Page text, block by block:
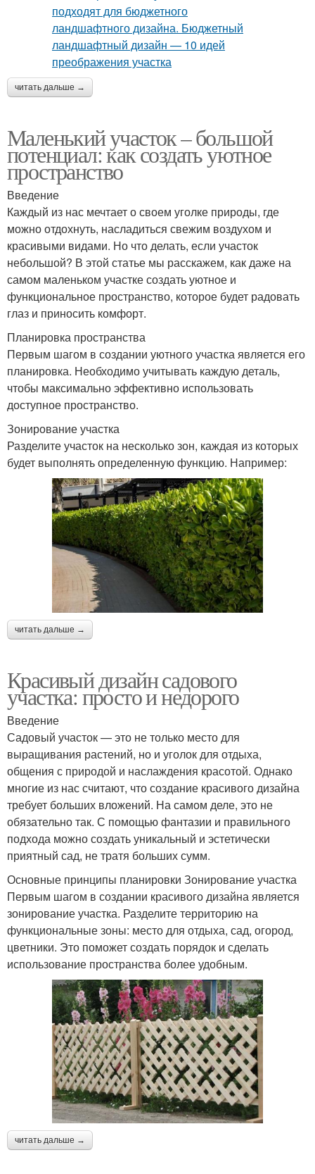
читать дальше →
Маленький участок – большой
потенциал: как создать уютное
пространство
Введение
Каждый из нас мечтает о своем уголке природы, где
можно отдохнуть, насладиться свежим воздухом и
красивыми видами. Но что делать, если участок
небольшой? В этой статье мы расскажем, как даже на
самом маленьком участке создать уютное и
функциональное пространство, которое будет радовать
глаз и приносить комфорт.
Планировка пространства
Первым шагом в создании уютного участка является его
планировка. Необходимо учитывать каждую деталь,
чтобы максимально эффективно использовать
доступное пространство.
Зонирование участка
Разделите участок на несколько зон, каждая из которых
будет выполнять определенную функцию. Например:
читать дальше →
Красивый дизайн садового
участка: просто и недорого
Введение
Садовый участок — это не только место для
выращивания растений, но и уголок для отдыха,
общения с природой и наслаждения красотой. Однако
многие из нас считают, что создание красивого дизайна
требует больших вложений. На самом деле, это не
обязательно так. С помощью фантазии и правильного
подхода можно создать уникальный и эстетически
приятный сад, не тратя больших сумм.
Основные принципы планировки Зонирование участка
Первым шагом в создании красивого дизайна является
зонирование участка. Разделите территорию на
функциональные зоны: место для отдыха, сад, огород,
цветники. Это поможет создать порядок и сделать
использование пространства более удобным.
читать дальше →